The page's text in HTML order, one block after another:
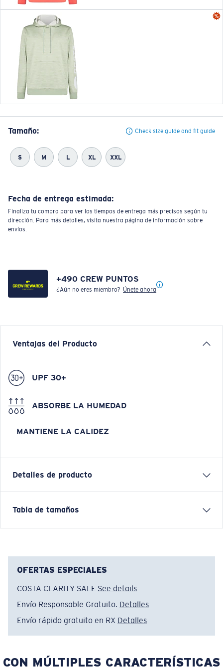
Tamaño: Check size guide and fit guide
S M L XL XXL
Fecha de entrega estimada:
Finaliza tu compra para ver los tiempos de entrega más precisos según tu
dirección. Para más detalles, visita nuestra página de información sobre
envíos.
+490 CREW PUNTOS
¿Aún no eres miembro? Únete ahora
Ventajas del Producto
UPF 30+
ABSORBE LA HUMEDAD
MANTIENE LA CALIDEZ
Detalles de producto
Suéter con capucha de lana Longsleeve
• Para hombre
• Lana de materiales técnicos con propiedades
• Muñecas acanaladas en manga y dobladillo
• 100 % mezcla en poliéster catiónico y lana
• Lavar a máquina en frío, del revés, con colores
Tabla de tamaños
OFERTAS ESPECIALES
COSTA CLARITY SALE See details
Envío Responsable Gratuito. Detalles
Envío rápido gratuito en RX Detalles
CON MÚLTIPLES CARACTERÍSTICAS